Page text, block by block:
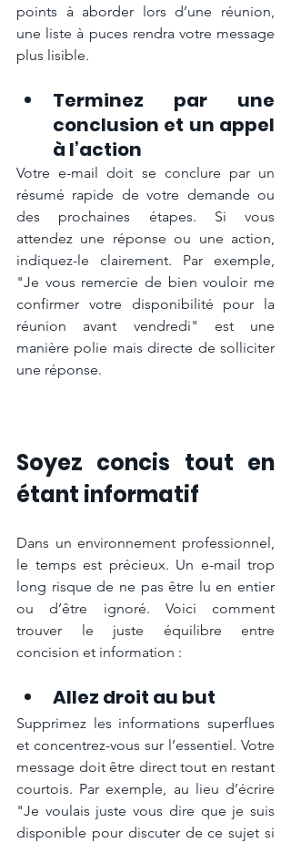
points à aborder lors d’une réunion,
une liste à puces rendra votre message
plus lisible.
Terminez par une
conclusion et un appel
à l’action
Votre e-mail doit se conclure par un
résumé rapide de votre demande ou
des prochaines étapes. Si vous
attendez une réponse ou une action,
indiquez-le clairement. Par exemple,
"Je vous remercie de bien vouloir me
confirmer votre disponibilité pour la
réunion avant vendredi" est une
manière polie mais directe de solliciter
une réponse.
Soyez concis tout en
étant informatif
Dans un environnement professionnel,
le temps est précieux. Un e-mail trop
long risque de ne pas être lu en entier
ou d’être ignoré. Voici comment
trouver le juste équilibre entre
concision et information :
Allez droit au but
Supprimez les informations superflues
et concentrez-vous sur l’essentiel. Votre
message doit être direct tout en restant
courtois. Par exemple, au lieu d’écrire
"Je voulais juste vous dire que je suis
disponible pour discuter de ce sujet si